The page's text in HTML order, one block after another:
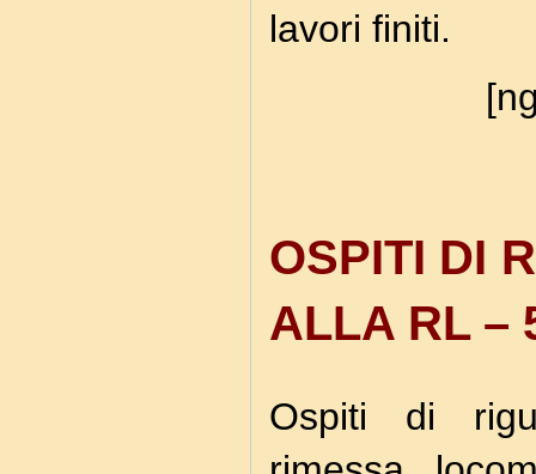
lavori finiti.
OSPITI DI
ALLA RL –
Ospiti di